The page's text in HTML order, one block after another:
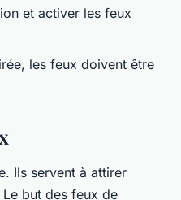
et activer les feux
les feux doivent être
Ils servent à attirer
but des feux de